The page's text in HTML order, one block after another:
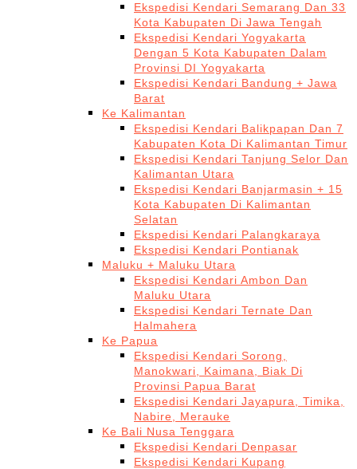
Ekspedisi Kendari Semarang Dan 33
Kota Kabupaten Di Jawa Tengah
Ekspedisi Kendari Yogyakarta
Dengan 5 Kota Kabupaten Dalam
Provinsi DI Yogyakarta
Ekspedisi Kendari Bandung + Jawa
Barat
Ke Kalimantan
Ekspedisi Kendari Balikpapan Dan 7
Kabupaten Kota Di Kalimantan Timur
Ekspedisi Kendari Tanjung Selor Dan
Kalimantan Utara
Ekspedisi Kendari Banjarmasin + 15
Kota Kabupaten Di Kalimantan
Selatan
Ekspedisi Kendari Palangkaraya
Ekspedisi Kendari Pontianak
Maluku + Maluku Utara
Ekspedisi Kendari Ambon Dan
Maluku Utara
Ekspedisi Kendari Ternate Dan
Halmahera
Ke Papua
Ekspedisi Kendari Sorong,
Manokwari, Kaimana, Biak Di
Provinsi Papua Barat
Ekspedisi Kendari Jayapura, Timika,
Nabire, Merauke
Ke Bali Nusa Tenggara
Ekspedisi Kendari Denpasar
Ekspedisi Kendari Kupang